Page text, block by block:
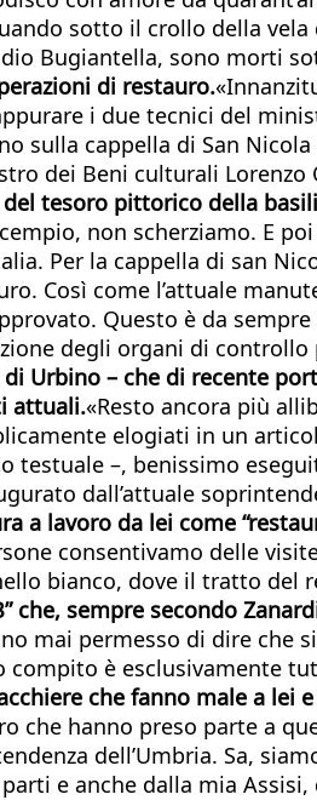
sotto il crollo della
Bugiantella, sono morti
di restauro.
i due tecnici del
sulla cappella di San
dei Beni culturali
del tesoro pittorico della
non scherziamo. E
Per la cappella di san
Così come l’attuale
Questo è da
degli organi di controllo
di Urbino – che di recente
attuali.«Resto ancora più
elogiati in un
testuale –, benissimo
dall’attuale
a lavoro da lei come
consentivamo delle
bianco, dove il tratto del
che, sempre secondo
mai permesso di dire che
compito è esclusivamente
che fanno male a lei
che hanno preso parte a
dell’Umbria. Sa,
e anche dalla mia